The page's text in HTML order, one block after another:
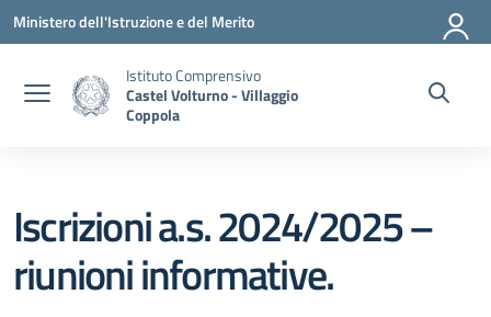
Vai ai contenuti
Vai al menu di navigazione
Vai al footer
Ministero dell'Istruzione e del Merito
Istituto Comprensivo
Castel Volturno - Villaggio
Coppola
Iscrizioni a.s. 2024/2025 –
riunioni informative.